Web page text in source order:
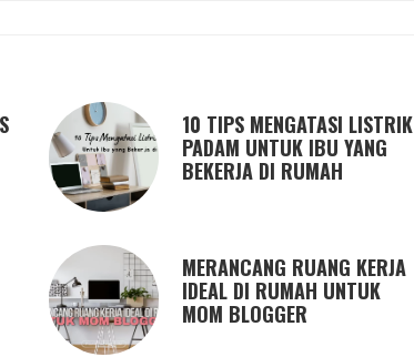
10 TIPS MENGATASI LISTRIK
PADAM UNTUK IBU YANG
BEKERJA DI RUMAH
MERANCANG RUANG KERJA
IDEAL DI RUMAH UNTUK
MOM BLOGGER